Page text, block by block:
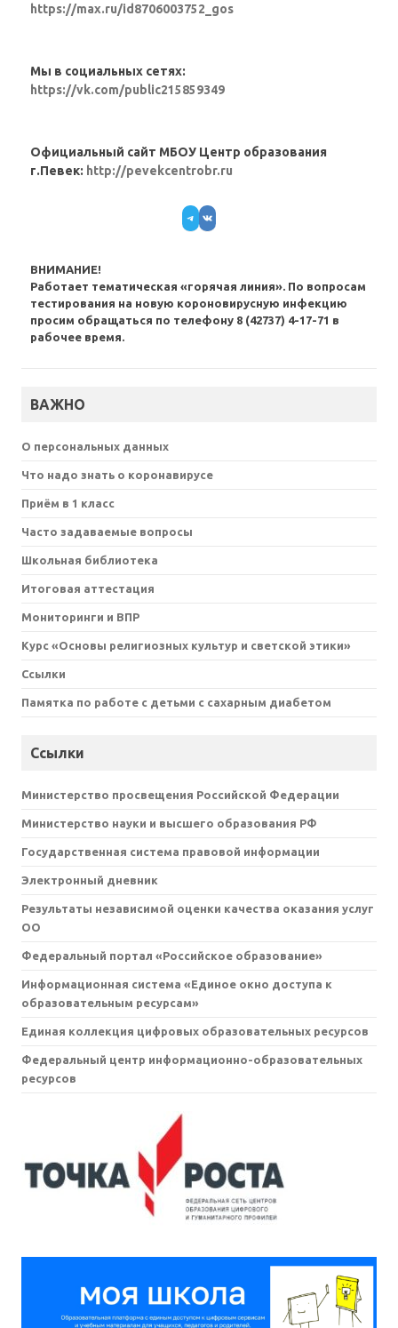
https://max.ru/id8706003752_gos
Мы в социальных сетях:
https://vk.com/public215859349
Официальный сайт МБОУ Центр образования
г.Певек: http://pevekcentrobr.ru
Telegram
VK
ВНИМАНИЕ!
Работает тематическая «горячая линия». По вопросам
тестирования на новую короновирусную инфекцию
просим обращаться по телефону 8 (42737) 4-17-71 в
рабочее время.
ВАЖНО
О персональных данных
Что надо знать о коронавирусе
Приём в 1 класс
Часто задаваемые вопросы
Школьная библиотека
Итоговая аттестация
Мониторинги и ВПР
Курс «Основы религиозных культур и светской этики»
Ссылки
Памятка по работе с детьми с сахарным диабетом
Ссылки
Министерство просвещения Российской Федерации
Министерство науки и высшего образования РФ
Государственная система правовой информации
Электронный дневник
Результаты независимой оценки качества оказания услуг
ОО
Федеральный портал «Российское образование»
Информационная система «Единое окно доступа к
образовательным ресурсам»
Единая коллекция цифровых образовательных ресурсов
Федеральный центр информационно-образовательных
ресурсов